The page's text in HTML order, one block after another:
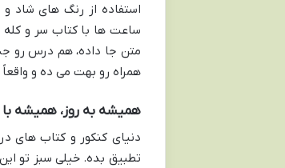
استفاده از رنگ های شاد
ساعت ها با کتاب سر و
متن جا داده، هم درس رو
همراه رو بهت می ده و
همیشه به روز، همیشه با
دنیای کنکور و کتاب های
تطبیق بده. خیلی سبز تو